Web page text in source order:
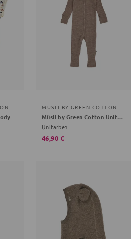
MÜSLI BY GREEN COTTON
Müsli by Green Cotton Unifarben braun 80
Unifarben
46,90 €